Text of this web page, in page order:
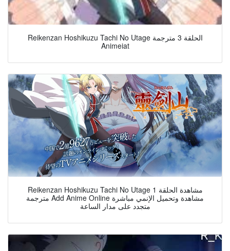
Reikenzan Hoshikuzu Tachi No Utage الحلقة 3 مترجمة
Animeiat
Reikenzan Hoshikuzu Tachi No Utage مشاهدة الحلقة 1
مترجمة Add Anime Online مشاهدة وتحميل الإنمي مباشرة
متجدد على مدار الساعة